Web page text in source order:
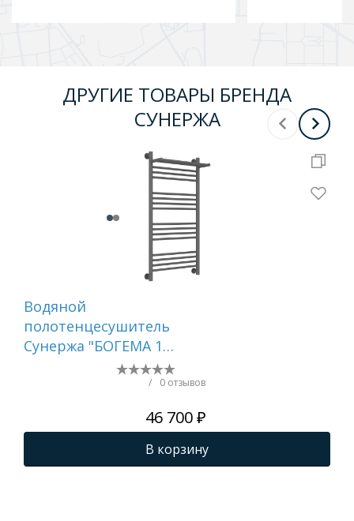
ДРУГИЕ ТОВАРЫ БРЕНДА
СУНЕРЖА
Водяной
полотенцесушитель
Сунержа "БОГЕМА 1П
+" 1000х500 (Графит)
/ 0 отзывов
46 700 ₽
В корзину